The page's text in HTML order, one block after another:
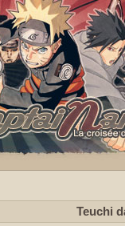
Teuchi